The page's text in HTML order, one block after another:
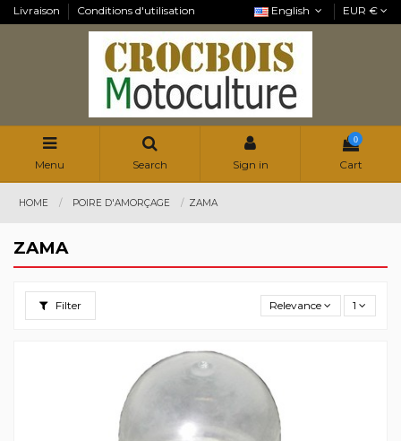
Livraison Conditions d'utilisation English EUR €
Menu Search Sign in
0
Cart
HOME POIRE D'AMORÇAGE ZAMA
ZAMA
Filter Relevance 1